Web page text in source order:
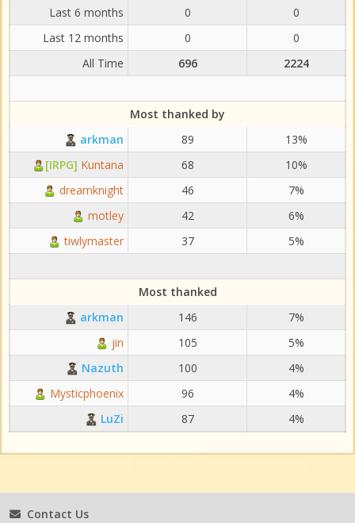
Last 6 months
0
0
Last 12 months
0
0
All Time
696 2224
Most thanked by
arkman
89
13%
[IRPG] Kuntana 68
10%
dreamknight
46
7%
motley
42
6%
tiwlymaster
37 5%
Most thanked
arkman
146
7%
jin
105
5%
Nazuth
100
4%
Mysticphoenix
96
4%
LuZi
87 4%
Contact Us